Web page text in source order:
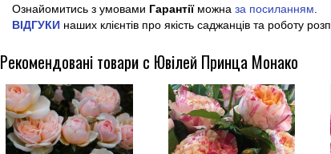
Ознайомитись з умовами Гарантії можна за посиланням
ВІДГУКИ наших клієнтів про якість саджанців та роботу
Рекомендовані товари с Ювілей Принца Монако